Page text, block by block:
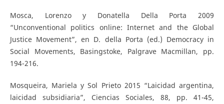
Mosca, Lorenzo y Donatella Della Porta 2009
“Unconventional politics online: Internet and the Global
Justice Movement”, en D. della Porta (ed.) Democracy in
Social Movements, Basingstoke, Palgrave Macmillan, pp.
194-216.
Mosqueira, Mariela y Sol Prieto 2015 “Laicidad argentina,
laicidad subsidiaria”, Ciencias Sociales, 88, pp. 41-45,